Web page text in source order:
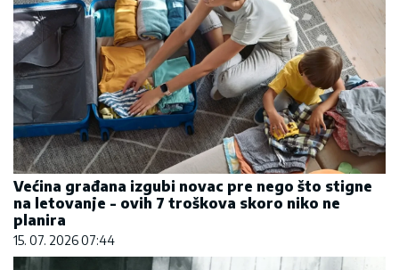
Većina građana izgubi novac pre nego što stigne
na letovanje - ovih 7 troškova skoro niko ne
planira
15. 07. 2026 07:44